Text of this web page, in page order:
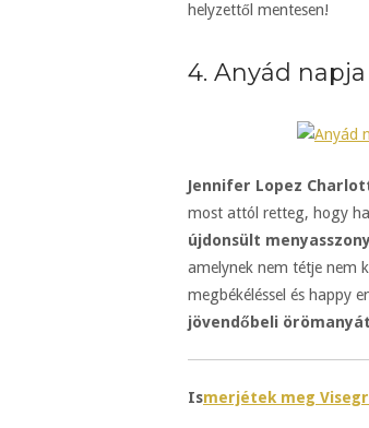
helyzettől mentesen!
4. Anyád napja
Jennifer Lopez
most attól retteg, hogy
újdonsült
amelynek nem tétje nem
megbékéléssel és happy
jövendőbeli
Ismerjétek meg